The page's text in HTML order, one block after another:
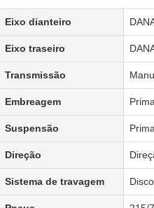
Eixo dianteiro
Eixo traseiro
Transmissão
Embreagem
Suspensão
Direção
Sistema de travagem